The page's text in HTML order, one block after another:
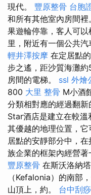
現代。 豐原整骨 台胞
和所有其他室內房間裡
果遊輪停靠，客人可
里，附近有一個公共
輕井澤按摩 在定居點​​
步之遙，距沙質海灘
房間的電梯。 ssl 外燴
800 大里 整骨 M小酒
分類相對應的經過翻
Star酒店是建立在較
其優越的地理位置，
居點​​的安靜部分中，
族企業的框架內經營
豐原整骨 在斯沃洛納
（Kefalonia）的南部
山頂上，約。 台中刮